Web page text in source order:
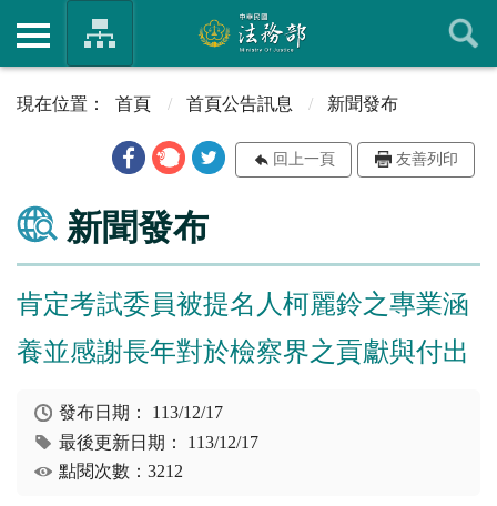
首頁 首頁公告訊息 新聞發布
回上一頁 友善列印
新聞發布
肯定考試委員被提名人柯麗鈴之專業涵
養並感謝長年對於檢察界之貢獻與付出
發布日期： 113/12/17
最後更新日期： 113/12/17
點閱次數：3212